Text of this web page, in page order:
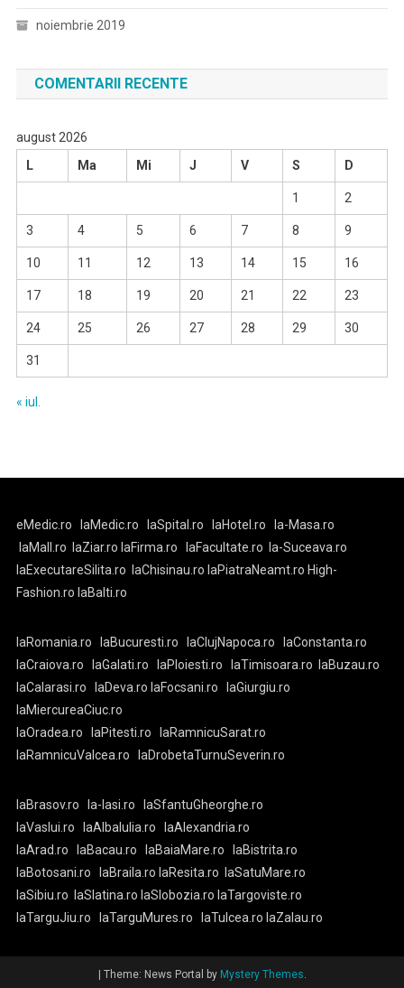
noiembrie 2019
COMENTARII RECENTE
august 2026
L
Ma Mi J V S D
1 2
3 4 5 6 7 8 9
10 11 12 13 14 15 16
17 18 19 20 21 22 23
24 25 26 27 28 29 30
31
« iul.
eMedic.ro laMedic.ro laSpital.ro laHotel.ro
la-Masa.ro
laMall.ro
laZiar.ro laFirma.ro laFacultate.ro
la-Suceava.ro
laExecutareSilita.ro
laChisinau.ro laPiatraNeamt.ro High-
Fashion.ro laBalti.ro
laRomania.ro laBucuresti.ro laClujNapoca.ro
laConstanta.ro
laCraiova.ro
laGalati.ro laPloiesti.ro laTimisoara.ro
laBuzau.ro
laCalarasi.ro
laDeva.ro laFocsani.ro
laGiurgiu.ro
laMiercureaCiuc.ro
laOradea.ro
laPitesti.ro
laRamnicuSarat.ro
laRamnicuValcea.ro
laDrobetaTurnuSeverin.ro
laBrasov.ro la-Iasi.ro
laSfantuGheorghe.ro
laVaslui.ro
laAlbaIulia.ro
laAlexandria.ro
laArad.ro
laBacau.ro laBaiaMare.ro
laBistrita.ro
laBotosani.ro
laBraila.ro laResita.ro
laSatuMare.ro
laSibiu.ro
laSlatina.ro laSlobozia.ro laTargoviste.ro
laTarguJiu.ro
laTarguMures.ro laTulcea.ro laZalau.ro
Theme: News Portal by Mystery Themes.